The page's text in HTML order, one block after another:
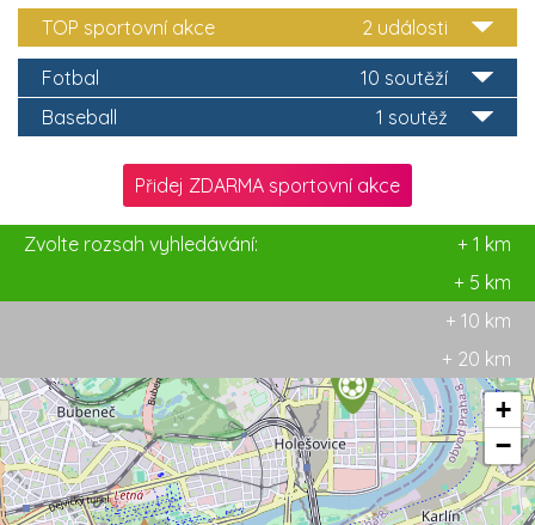
2 události
TOP sportovní akce
10 soutěží
Fotbal
1 soutěž
Baseball
Přidej ZDARMA sportovní akce
Zvolte rozsah vyhledávání:
+ 1 km
+ 5 km
+ 10 km
+ 20 km
+
−